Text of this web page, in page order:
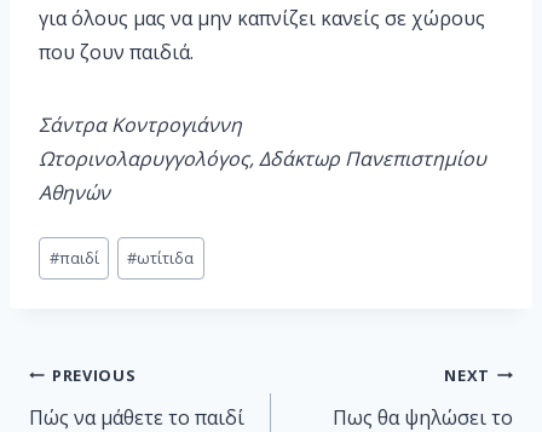
για όλους μας να μην καπνίζει κανείς σε χώρους
που ζουν παιδιά.
Σάντρα Κοντρογιάννη
Ωτορινολαρυγγολόγος, Δδάκτωρ Πανεπιστημίου
Αθηνών
#παιδί #ωτίτιδα
PREVIOUS
Πώς να μάθετε το παιδί
NEXT
Πως θα ψηλώσει το